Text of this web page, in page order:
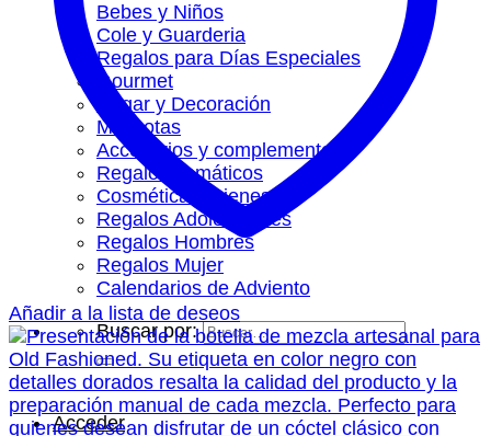
Bebes y Niños
Cole y Guarderia
Regalos para Días Especiales
Gourmet
Hogar y Decoración
Mascotas
Accesorios y complementos
Regalos Temáticos
Cosmética y Bienestar
Regalos Adolescentes
Regalos Hombres
Regalos Mujer
Calendarios de Adviento
Buscar por:
Acceder
Añadir a la lista de deseos